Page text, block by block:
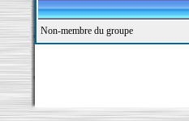
Non-membre du groupe